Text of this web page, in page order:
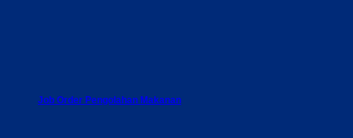
Job Order Pengolahan Makanan